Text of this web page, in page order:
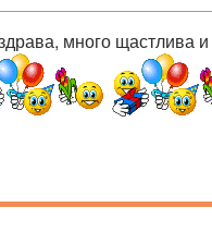
много щастлива